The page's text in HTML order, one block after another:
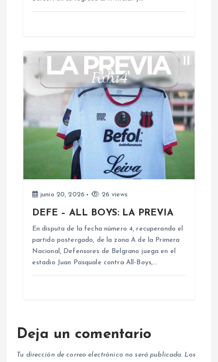
d
s
junio 20, 2026 26 views
DEFE – ALL BOYS: LA PREVIA
En disputa de la fecha número 4, recuperando el
partido postergado, de la zona A de la Primera
Nacional, Defensores de Belgrano juega en el
estadio Juan Pasquale contra All-Boys,…
Deja un comentario
Tu dirección de correo electrónico no será publicada. Los